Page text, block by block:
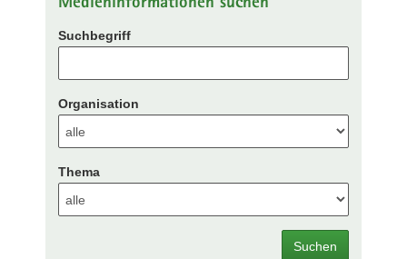
Medieninformationen suchen
Suchbegriff
Organisation
Thema
Suchen